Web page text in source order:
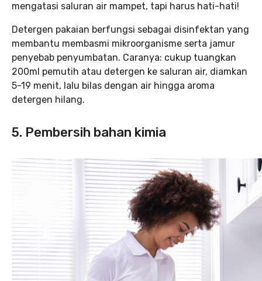
mengatasi saluran air mampet, tapi harus hati-hati!
Detergen pakaian berfungsi sebagai disinfektan yang
membantu membasmi mikroorganisme serta jamur
penyebab penyumbatan. Caranya: cukup tuangkan
200ml pemutih atau detergen ke saluran air, diamkan
5-19 menit, lalu bilas dengan air hingga aroma
detergen hilang.
5. Pembersih bahan kimia